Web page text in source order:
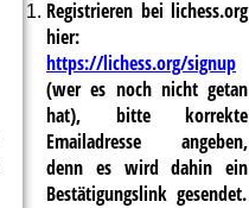
Registrieren bei lichess.org
hier:
https://lichess.org/signup
(wer es noch nicht getan
hat), bitte korrekte
Emailadresse angeben,
denn es wird dahin ein
Bestätigungslink gesendet.